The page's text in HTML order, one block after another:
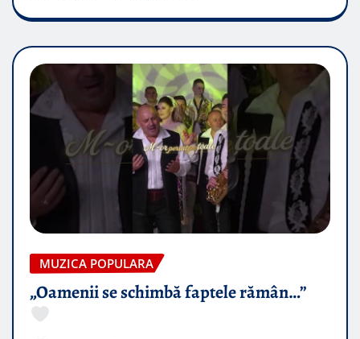
MUZICA POPULARA
„Oamenii se schimbă faptele rămân…”